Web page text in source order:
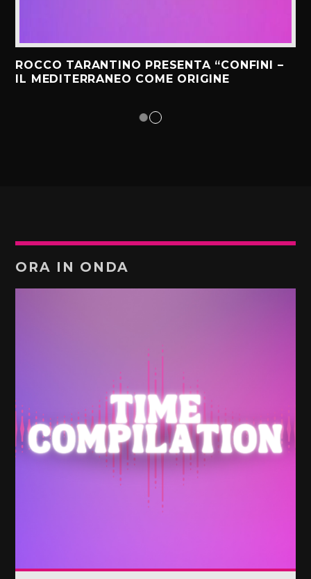
ROCCO TARANTINO PRESENTA “CONFINI –
IL MEDITERRANEO COME ORIGINE
ORA IN ONDA